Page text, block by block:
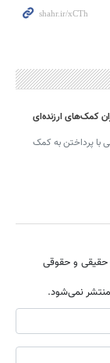
کمک‌های ارزنده‌ای
پرداختن به کمک
حقیقی و حقوقی
منتشر نمی‌شود.